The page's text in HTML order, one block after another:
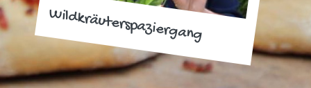
Wildkräuterspaziergang